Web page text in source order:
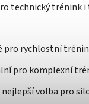
technický trénink
pro rychlostní
pro komplexní
nejlepší volba pro